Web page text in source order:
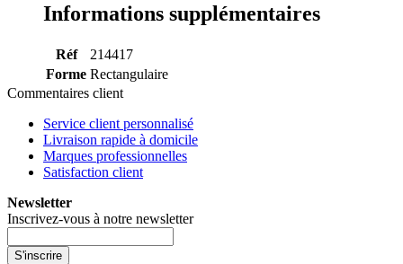
Informations supplémentaires
Réf
214417
Forme Rectangulaire
Commentaires client
Service client personnalisé
Livraison rapide à domicile
Marques professionnelles
Satisfaction client
Newsletter
Inscrivez-vous à notre newsletter
S'inscrire